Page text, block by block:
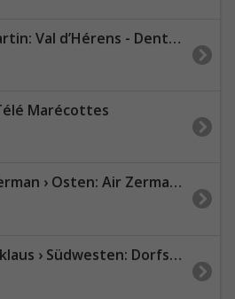
Val d’Hérens - Dents de Veisivi
Marécottes
Air Zermatt AG - Gärsthorn - Gebidum - Spitzhorli
› Südwesten: Dorfstrasse